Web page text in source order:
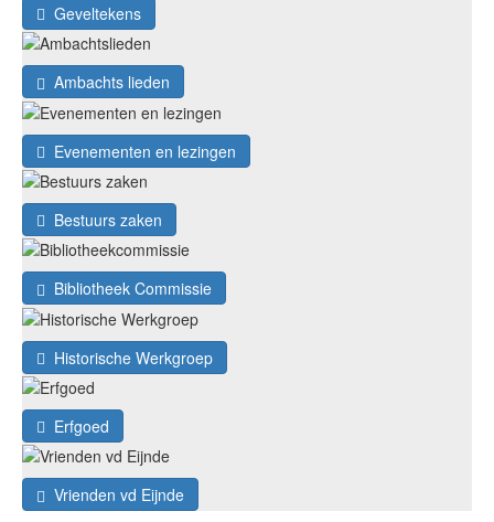
Geveltekens
Ambachts lieden
Evenementen en lezingen
Bestuurs zaken
Bibliotheek Commissie
Historische Werkgroep
Erfgoed
Vrienden vd Eijnde